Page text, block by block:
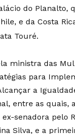
do Planalto,
e da Costa
Touré.
ministra das
para
a
entre as quais,
ex-senadora pelo
Silva, e a